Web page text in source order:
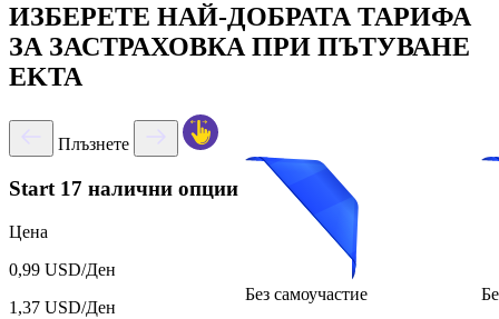
ИЗБЕРЕТЕ НАЙ-ДОБРАТА ТАРИФА
ЗА ЗАСТРАХОВКА ПРИ ПЪТУВАНЕ
EKTA
Плъзнете
Start 17 налични опции
Цена
0,99 USD/Ден
1,37 USD/Ден
Без самоучастие